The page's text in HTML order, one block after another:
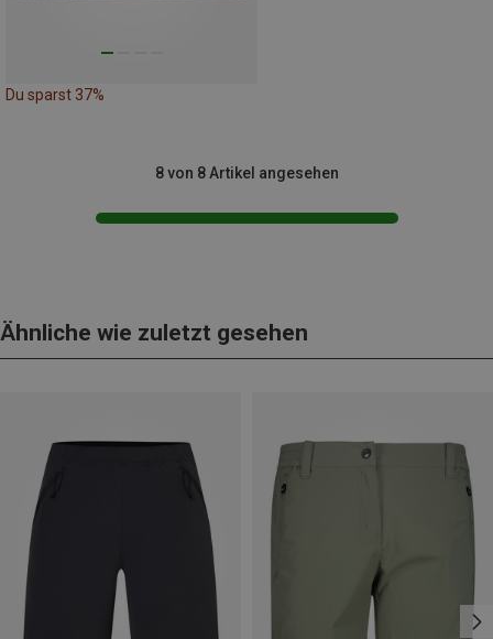
Du sparst 37%
8 von 8 Artikel angesehen
Ähnliche wie zuletzt gesehen